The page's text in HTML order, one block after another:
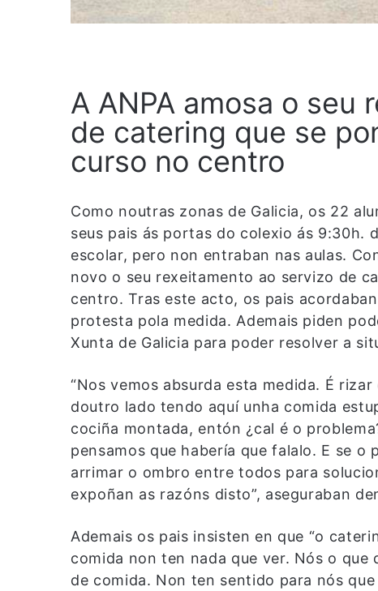
A ANPA amosa o seu
de catering que se
curso no centro
Como noutras zonas de Galicia, os 22
seus pais ás portas do colexio ás 9:30h.
escolar, pero non entraban nas aulas.
novo o seu rexeitamento ao servizo de
centro. Tras este acto, os pais
protesta pola medida. Ademais piden
Xunta de Galicia para poder resolver a
“Nos vemos absurda esta medida. É
doutro lado tendo aquí unha comida
cociña montada, entón ¿cal é o
pensamos que habería que falalo. E se
arrimar o ombro entre todos para
expoñan as razóns disto”, aseguraban
Ademais os pais insisten en que “o
comida non ten nada que ver. Nós o que
de comida. Non ten sentido para nós